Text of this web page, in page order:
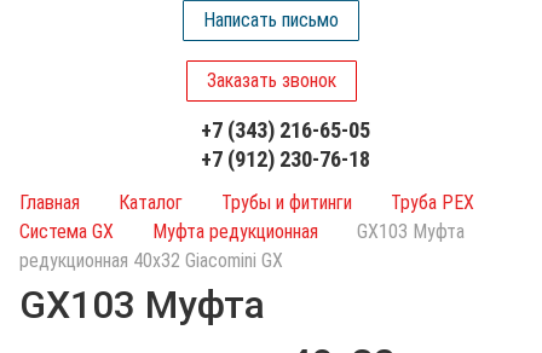
у
Написать письмо
Заказать звонок
+7 (343) 216-65-05
+7 (912) 230-76-18
Главная Каталог Трубы и фитинги
Труба PEX
Система GX
Муфта редукционная
GX103 Муфта
редукционная 40х32 Giacomini GX
GX103 Муфта